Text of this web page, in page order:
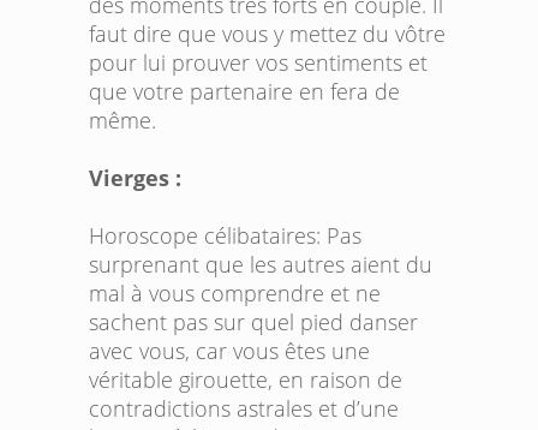
faut dire que vous y mettez du vôtre
pour lui prouver vos sentiments et
que votre partenaire en fera de
même.
Vierges :
Horoscope célibataires: Pas
surprenant que les autres aient du
mal à vous comprendre et ne
sachent pas sur quel pied danser
avec vous, car vous êtes une
véritable girouette, en raison de
contradictions astrales et d’une